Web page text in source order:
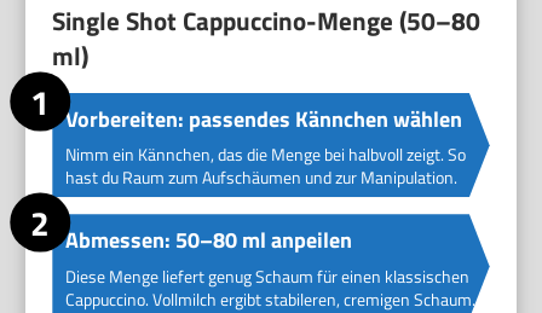
Single Shot Cappuccino-Menge (50–80
ml)
Vorbereiten: passendes Kännchen wählen
Nimm ein Kännchen, das die Menge bei halbvoll zeigt. So
hast du Raum zum Aufschäumen und zur Manipulation.
Abmessen: 50–80 ml anpeilen
Diese Menge liefert genug Schaum für einen klassischen
Cappuccino. Vollmilch ergibt stabileren, cremigen Schaum.